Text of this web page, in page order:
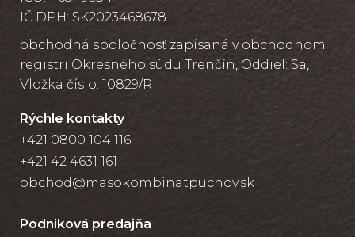
IČ DPH: SK2023468678
obchodná spoločnosť zapísaná v obchodnom
registri Okresného súdu Trenčín, Oddiel: Sa,
Vložka číslo: 10829/R
Rýchle kontakty
+421 0800 104 116
+421 42 4631 161
obchod@masokombinatpuchov.sk
Podniková predajňa